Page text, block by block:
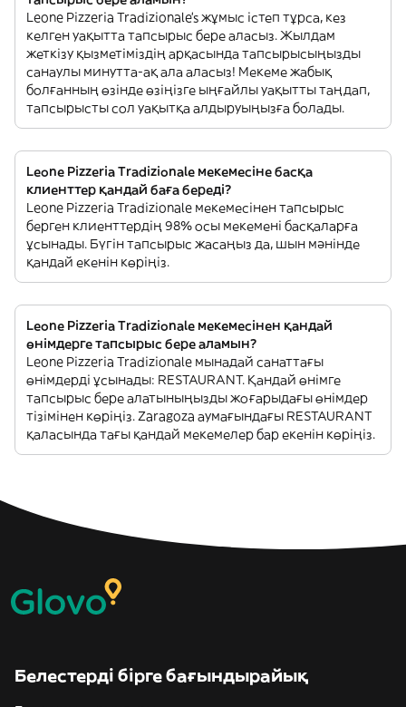
Leone Pizzeria Tradizionale’s жұмыс істеп тұрса, кез
келген уақытта тапсырыс бере аласыз. Жылдам
жеткізу қызметіміздің арқасында тапсырысыңызды
санаулы минутта-ақ ала аласыз! Мекеме жабық
болғанның өзінде өзіңізге ыңғайлы уақытты таңдап,
тапсырысты сол уақытқа алдыруыңызға болады.
Leone Pizzeria Tradizionale мекемесіне басқа
клиенттер қандай баға береді?
Leone Pizzeria Tradizionale мекемесінен тапсырыс
берген клиенттердің 98% осы мекемені басқаларға
ұсынады. Бүгін тапсырыс жасаңыз да, шын мәнінде
қандай екенін көріңіз.
Leone Pizzeria Tradizionale мекемесінен қандай
өнімдерге тапсырыс бере аламын?
Leone Pizzeria Tradizionale мынадай санаттағы
өнімдерді ұсынады: RESTAURANT. Қандай өнімге
тапсырыс бере алатыныңызды жоғарыдағы өнімдер
тізімінен көріңіз. Zaragoza аумағындағы RESTAURANT
қаласында тағы қандай мекемелер бар екенін көріңіз.
Белестерді бірге бағындырайық